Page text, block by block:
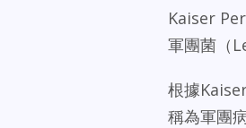
Kaiser
軍團菌（
根據
稱為軍團